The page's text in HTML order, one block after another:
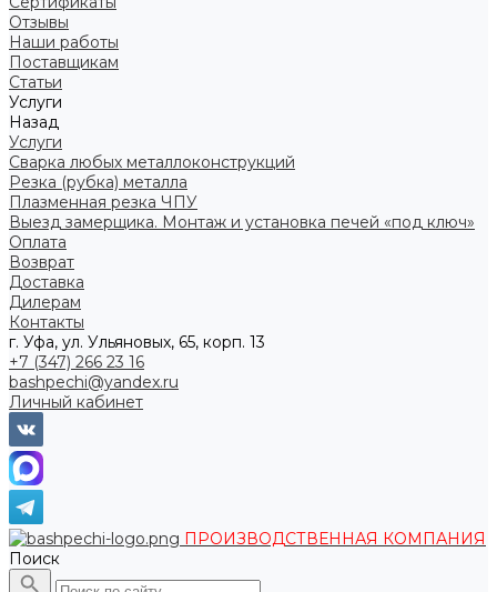
Отзывы
Наши работы
Поставщикам
Статьи
Услуги
Назад
Услуги
Сварка любых металлоконструкций
Резка (рубка) металла
Плазменная резка ЧПУ
Выезд замерщика. Монтаж и установка печей «под ключ»
Оплата
Возврат
Доставка
Дилерам
Контакты
г. Уфа, ул. Ульяновых, 65, корп. 13
+7 (347) 266 23 16
bashpechi@yandex.ru
Личный кабинет
ПРОИЗВОДСТВЕННАЯ КОМПАНИЯ
Поиск